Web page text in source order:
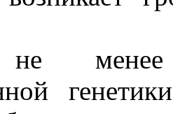
менее